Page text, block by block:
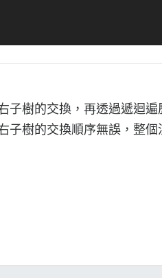
子樹的交換，再透過遞迴
樹的交換順序無誤，整個